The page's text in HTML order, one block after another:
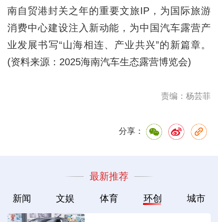
南自贸港封关之年的重要文旅IP，为国际旅游
消费中心建设注入新动能，为中国汽车露营产
业发展书写“山海相连、产业共兴”的新篇章。
(资料来源：2025海南汽车生态露营博览会)
责编：杨芸菲
分享：
最新推荐
新闻 文娱 体育 环创 城市